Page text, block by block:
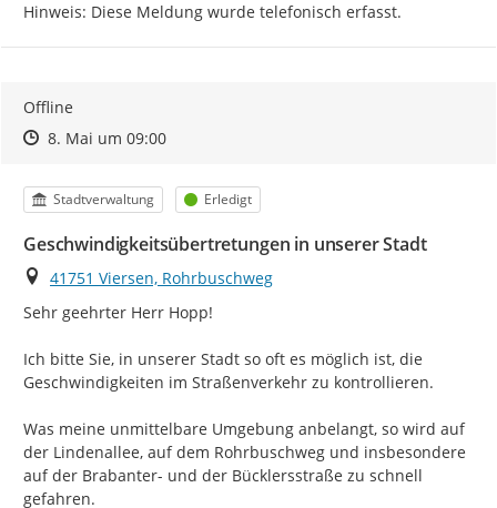
Hinweis: Diese Meldung wurde telefonisch erfasst.
Offline
Zeitpunkt des Erstellens
Zeitpunkt des Erstellens
8. Mai um 09:00Zur Äußerung
Kategorie
Stadtverwaltung Status
Erledigt
Geschwindigkeitsübertretungen in unserer Stadt
Ort
41751 Viersen, Rohrbuschweg
Sehr geehrter Herr Hopp!
Ich bitte Sie, in unserer Stadt so oft es möglich ist, die
Geschwindigkeiten im Straßenverkehr zu kontrollieren.
Was meine unmittelbare Umgebung anbelangt, so wird auf
der Lindenallee, auf dem Rohrbuschweg und insbesondere
auf der Brabanter- und der Bücklersstraße zu schnell
gefahren.